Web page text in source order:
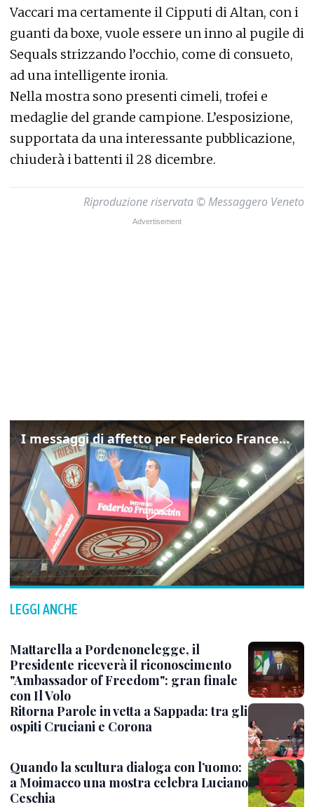
Vaccari ma certamente il Cipputi di Altan, con i
guanti da boxe, vuole essere un inno al pugile di
Sequals strizzando l’occhio, come di consueto,
ad una intelligente ironia.
Nella mostra sono presenti cimeli, trofei e
medaglie del grande campione. L’esposizione,
supportata da una interessante pubblicazione,
chiuderà i battenti il 28 dicembre.
Riproduzione riservata © Messaggero Veneto
I messaggi di affetto per Federico Franceschin: così il mondo del basket gli è stato accanto fino all’ultimo
LEGGI ANCHE
Mattarella a Pordenonelegge, il
Presidente riceverà il riconoscimento
"Ambassador of Freedom": gran finale
con Il Volo
Ritorna Parole in vetta a Sappada: tra gli
ospiti Cruciani e Corona
Quando la scultura dialoga con l’uomo:
a Moimacco una mostra celebra Luciano
Ceschia